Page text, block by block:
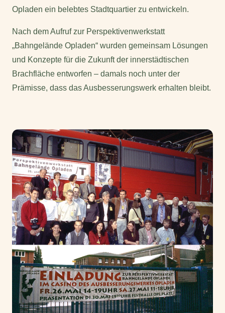
Opladen ein belebtes Stadtquartier zu entwickeln.
Nach dem Aufruf zur Perspektivenwerkstatt
„Bahngelände Opladen“ wurden gemeinsam Lösungen
und Konzepte für die Zukunft der innerstädtischen
Brachfläche entworfen – damals noch unter der
Prämisse, dass das Ausbesserungswerk erhalten bleibt.